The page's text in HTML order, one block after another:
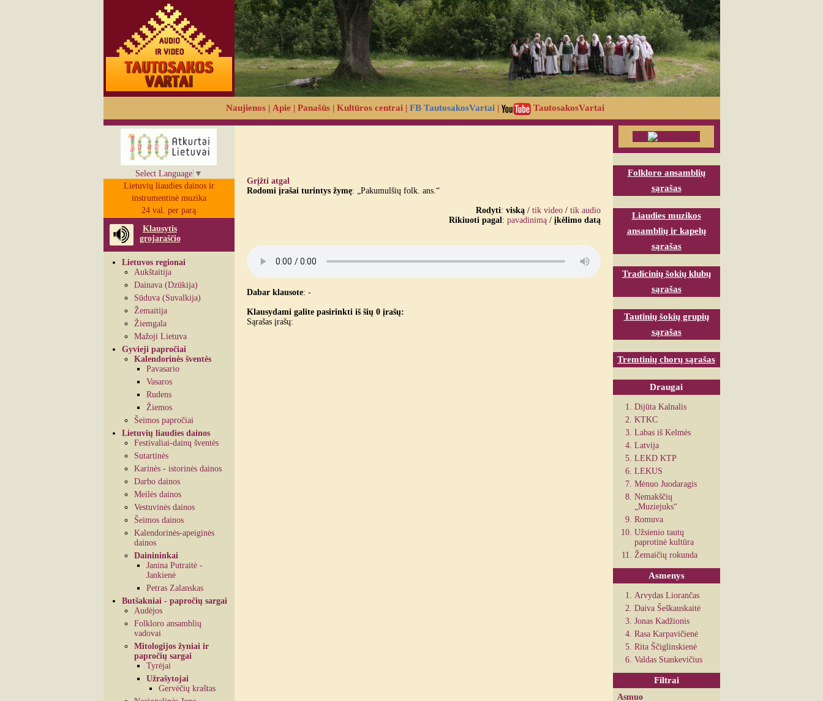
Naujienos| Apie | Panašūs| Kultūros centrai| FB TautosakosVartai | TautosakosVartai
Select Language ▼
Lietuvių liaudies dainos ir
instrumentinė muzika
24 val. per parą
Klausytis
grojaraščio
Lietuvos regionai
Aukštaitija
Dainava (Dzūkija)
Sūduva (Suvalkija)
Žemaitija
Žiemgala
Mažoji Lietuva
Gyvieji papročiai
Kalendorinės šventės
Pavasario
Vasaros
Rudens
Žiemos
Šeimos papročiai
Lietuvių liaudies dainos
Festivaliai-dainų šventės
Sutartinės
Karinės - istorinės dainos
Darbo dainos
Meilės dainos
Vestuvinės dainos
Šeimos dainos
Kalendorinės-apeiginės
dainos
Dainininkai
Janina Putraitė -
Jankienė
Petras Zalanskas
Butšakniai - papročių sargai
Audėjos
Folkloro ansamblių
vadovai
Mitologijos žyniai ir
papročių sargai
Tyrėjai
Užrašytojai
Gervėčių kraštas
Grįžti atgal
Rodomi įrašai turintys žymę: „Pakumulšių folk. ans.“
Rodyti: viską/ tik video/ tik audio
Rikiuoti pagal: pavadinimą/ įkėlimo datą
Dabar klausote: -
Klausydami galite pasirinkti iš šių 0 įrašų:
Sąrašas įrašų:
Folkloro ansamblių
sąrašas
Liaudies muzikos
ansamblių ir kapelų
sąrašas
Tradicinių šokių klubų
sąrašas
Tautinių šokių grupių
sąrašas
Tremtinių chorų sąrašas
Draugai
Dijūta Kalnalis
KTKC
Labas iš Kelmės
Latvija
LEKD KTP
LEKUS
Mėnuo Juodaragis
Nemakščių
„Muziejuks“
Romuva
Užsienio tautų
paprotinė kultūra
Žemaičių rokunda
Asmenys
Arvydas Liorančas
Daiva Šeškauskaitė
Jonas Kadžionis
Rasa Karpavičienė
Rita Ščiglinskienė
Valdas Stankevičius
Filtrai
Asmuo